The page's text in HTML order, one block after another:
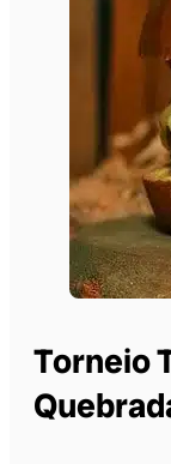
Torneio